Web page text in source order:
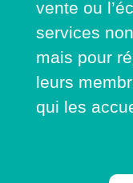
vente ou
services
mais pour
leurs
qui les